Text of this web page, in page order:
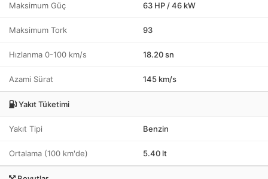
Maksimum Güç 63 HP / 46 kW
Maksimum Tork 93
Hızlanma 0-100 km/s 18.20 sn
Azami Sürat 145 km/s
Yakıt Tüketimi
Yakıt Tipi Benzin
Ortalama (100 km'de) 5.40 lt